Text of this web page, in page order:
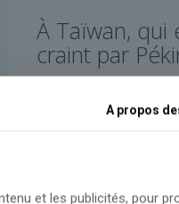
À Taïwan, qui
craint par
Lire l'articleA propos
et les publicités, pour